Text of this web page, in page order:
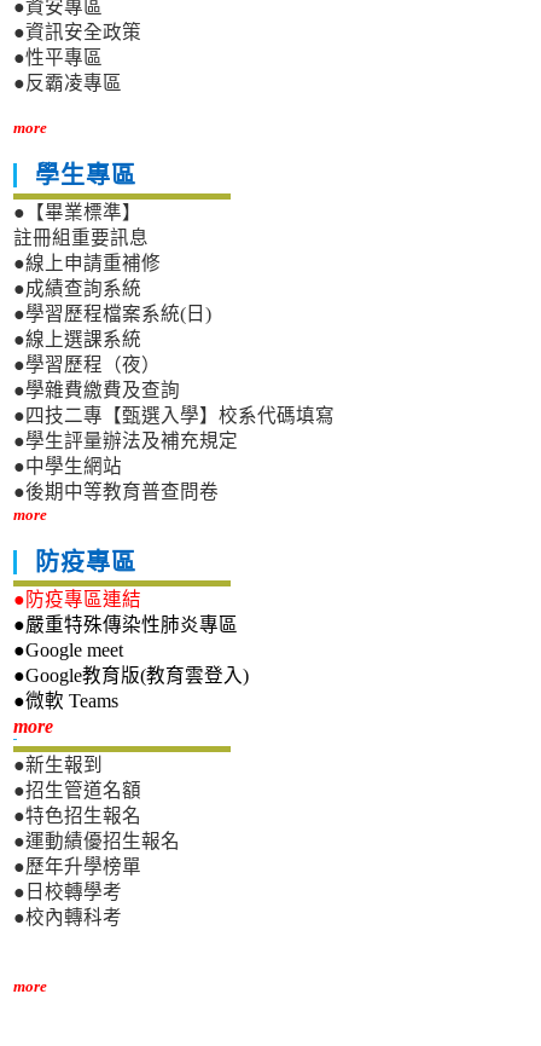
●資安專區
●資訊安全政策
●性平專區
●反霸凌專區
more
學生專區
●【畢業標準】
註冊組重要訊息
●線上申請重補修
●成績查詢系統
●學習歷程檔案系統(日)
●線上選課系統
●學習歷程（夜）
●學雜費繳費及查詢
●四技二專【甄選入學】校系代碼填寫
●學生評量辦法及補充規定
●中學生網站
●後期中等教育普查問卷
more
防疫專區
●防疫專區連結
●嚴重特殊傳染性肺炎專區
●Google meet
●Google教育版(教育雲登入)
●微軟 Teams
more新生專區
●新生報到
●招生管道名額
●特色招生報名
●運動績優招生報名
●歷年升學榜單
●日校轉學考
●校內轉科考
more